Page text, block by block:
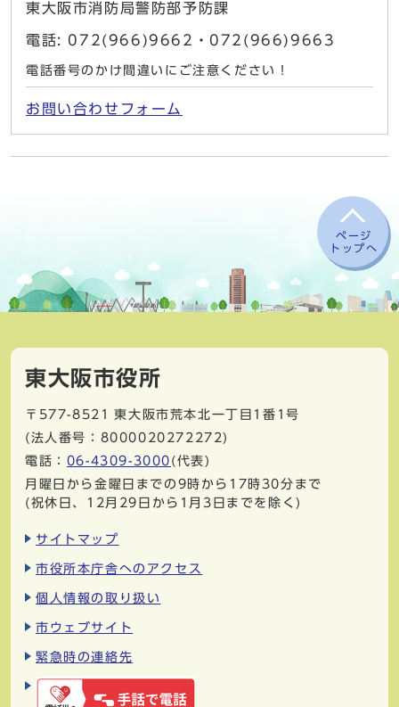
東大阪市消防局警防部予防課
電話: 072(966)9662・072(966)9663
電話番号のかけ間違いにご注意ください！
お問い合わせフォーム
ページ
トップへ
東大阪市役所
〒577-8521
東大阪市荒本北一丁目1番1号
(法人番号：8000020272272)
電話： 06-4309-3000 (代表)
月曜日から金曜日までの9時から17時30分まで
(祝休日、12月29日から1月3日までを除く)
サイトマップ
市役所本庁舎へのアクセス
個人情報の取り扱い
市ウェブサイト
緊急時の連絡先